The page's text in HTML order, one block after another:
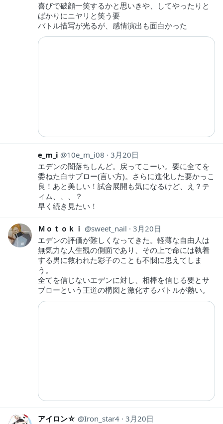
喜びで破顔一笑するかと思いきや、してやったりと
ばかりにニヤリと笑う要
バトル描写が光るが、感情演出も面白かった
e_m_i 10e_m_i08
3月20日
エデンの闇落ちしんど。戻ってこーい。要に全てを
委ねた白サブロー(言い方)。さらに進化した要かっこ
良！あと美しい！試合展開も気になるけど、え？テ
ィム、、、？
早く続き見たい！
Ｍｏｔｏｋｉ sweet_nail
3月20日
エデンの評価が難しくなってきた。軽薄な自由人は
無気力な人生観の側面であり、その上で命には執着
する男に救われた彩子のことも不憫に思えてしま
う。
全てを信じないエデンに対し、相棒を信じる要とサ
ブローという王道の構図と激化するバトルが熱い。
アイロン☆ Iron_star4 3月20日